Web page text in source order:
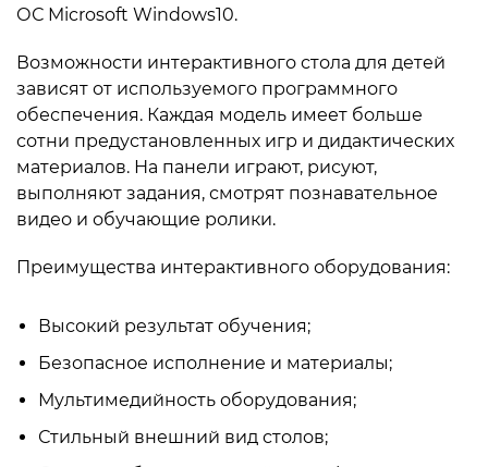
ОС Microsoft Windows10.
Возможности интерактивного стола для детей
зависят от используемого программного
обеспечения. Каждая модель имеет больше
сотни предустановленных игр и дидактических
материалов. На панели играют, рисуют,
выполняют задания, смотрят познавательное
видео и обучающие ролики.
Преимущества интерактивного оборудования:
Высокий результат обучения;
Безопасное исполнение и материалы;
Мультимедийность оборудования;
Стильный внешний вид столов;